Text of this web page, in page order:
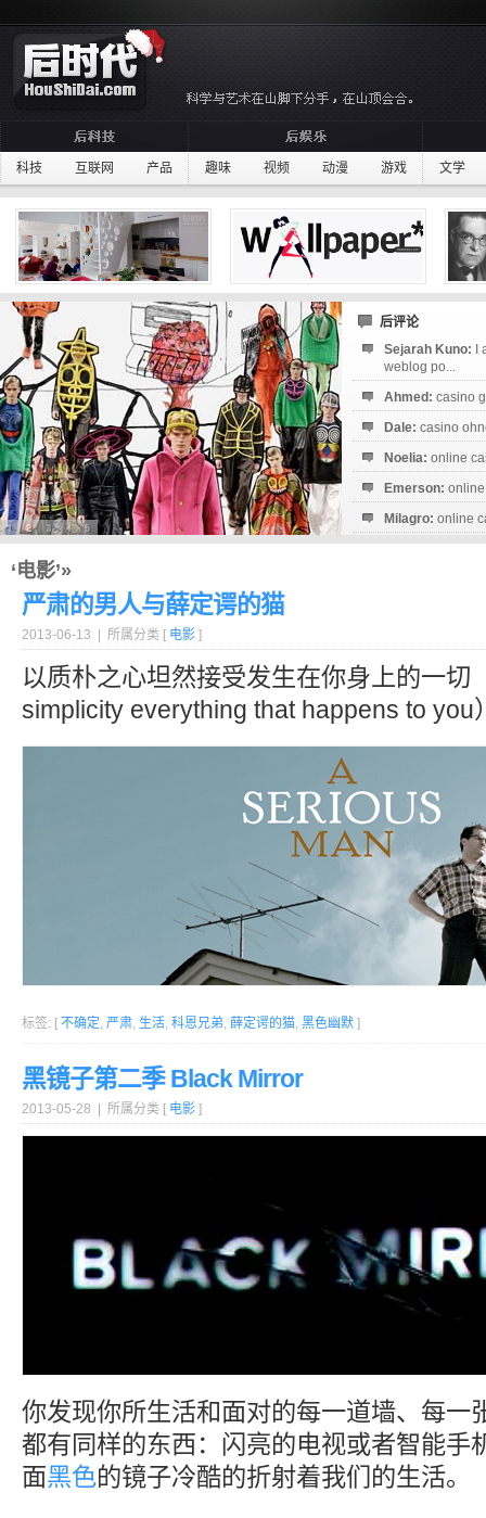
科技 互联网 产品 趣味 视频 动漫 游戏 文学
后评论
Sejarah Kuno:
weblog po...
Ahmed: casino
Dale: casino
Noelia: online
Emerson:
Milagro: online
‘电影’»
严肃的男人与薛定谔的猫
2013-06-13 | 所属分类 [ 电影 ]
以质朴之心坦然接受发生在你身上的一切
simplicity everything that happens to you
标签: [ 不确定, 严肃, 生活, 科恩兄弟, 薛定谔的猫, 黑色幽默 ]
黑镜子第二季 Black Mirror
2013-05-28 | 所属分类 [ 电影 ]
你发现你所生活和面对的每一道墙、每一
都有同样的东西：闪亮的电视或者智能手
面黑色的镜子冷酷的折射着我们的生活。